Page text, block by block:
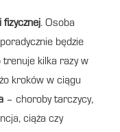
fizycznej. Osoba
będzie
trenuje kilka razy w
kroków w ciągu
– choroby tarczycy,
ciąża czy